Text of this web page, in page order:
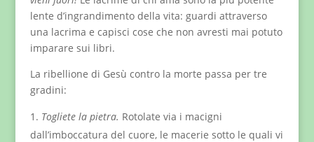
lente d’ingrandimento della vita: guardi attraverso
una lacrima e capisci cose che non avresti mai potuto
imparare sui libri.
La ribellione di Gesù contro la morte passa per tre
gradini:
Togliete la pietra. Rotolate via i macigni
dall’imboccatura del cuore, le macerie sotto le quali vi